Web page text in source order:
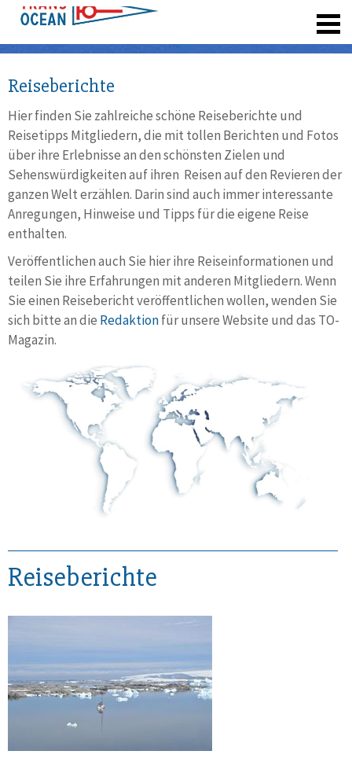
Reiseberichte
Hier finden Sie zahlreiche schöne Reiseberichte und
Reisetipps Mitgliedern, die mit tollen Berichten und Fotos
über ihre Erlebnisse an den schönsten Zielen und
Sehenswürdigkeiten auf ihren Reisen auf den Revieren der
ganzen Welt erzählen. Darin sind auch immer interessante
Anregungen, Hinweise und Tipps für die eigene Reise
enthalten.
Veröffentlichen auch Sie hier ihre Reiseinformationen und
teilen Sie ihre Erfahrungen mit anderen Mitgliedern. Wenn
Sie einen Reisebericht veröffentlichen wollen, wenden Sie
sich bitte an die Redaktionfür unsere Website und das TO-
Magazin.
Reiseberichte